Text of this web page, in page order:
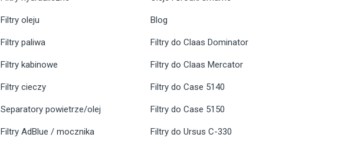
Filtry oleju
Filtry paliwa
Filtry kabinowe
Filtry cieczy
Separatory powietrze/olej
Filtry AdBlue / mocznika
Blog
Filtry do Claas Dominator
Filtry do Claas Mercator
Filtry do Case 5140
Filtry do Case 5150
Filtry do Ursus C-330